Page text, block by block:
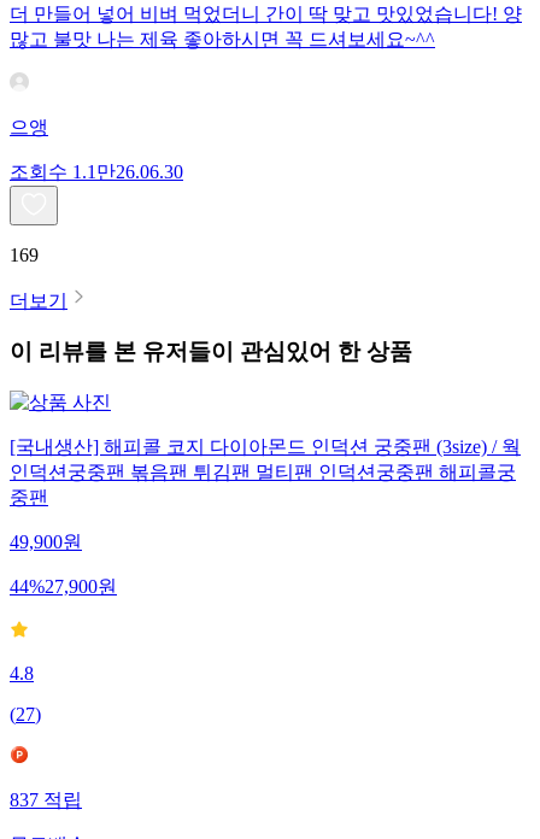
더 만들어 넣어 비벼 먹었더니 간이 딱 맞고 맛있었습니다! 양
많고 불맛 나는 제육 좋아하시면 꼭 드셔보세요~^^
으앵
조회수 1.1만26.06.30
169
더보기
이 리뷰를 본 유저들이 관심있어 한 상품
[국내생산] 해피콜 코지 다이아몬드 인덕션 궁중팬 (3size) / 웍
인덕션궁중팬 볶음팬 튀김팬 멀티팬 인덕션궁중팬 해피콜궁
중팬
49,900원
44%27,900원
4.8
(27)
837 적립